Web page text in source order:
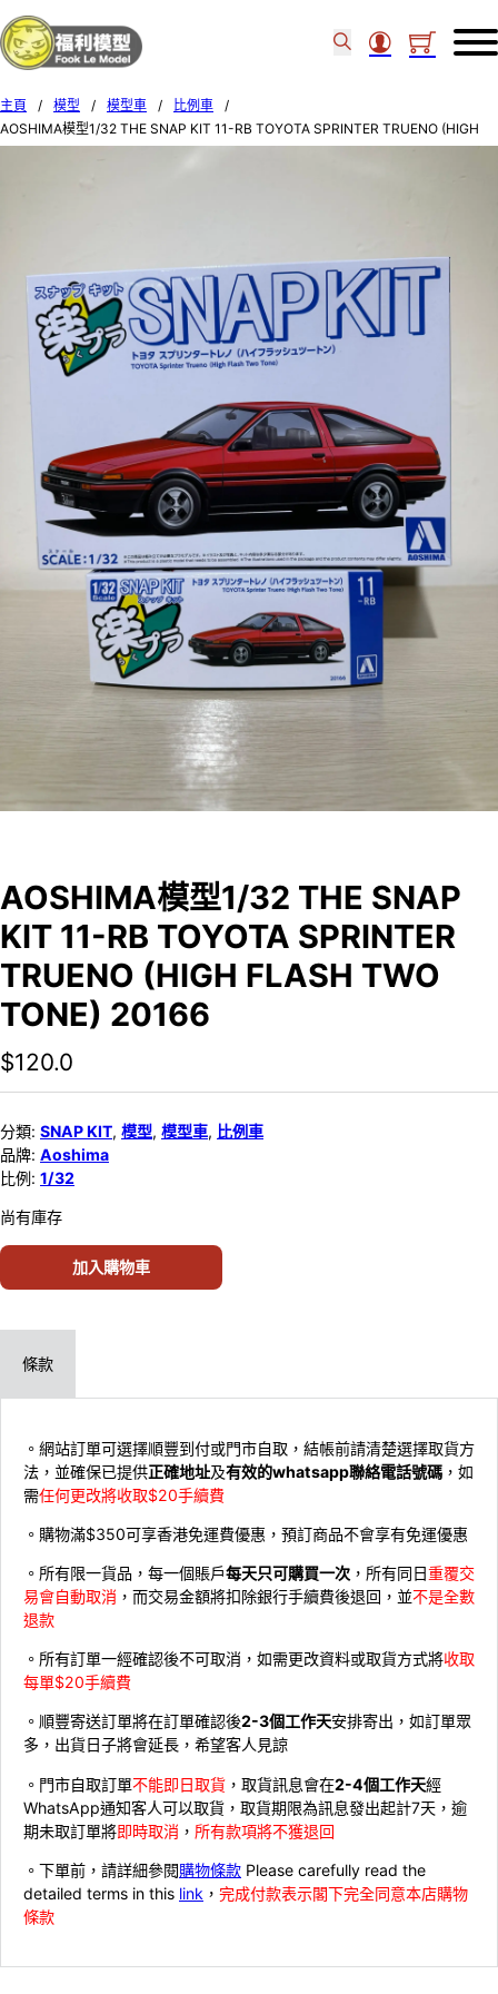
主頁 / 模型 / 模型車 / 比例車
/
AOSHIMA模型1/32 THE SNAP KIT 11-RB TOYOTA SPRINTER TRUENO (HIGH
AOSHIMA模型1/32 THE SNAP
KIT 11-RB TOYOTA SPRINTER
TRUENO (HIGH FLASH TWO
TONE) 20166
$120.0
分類: SNAP KIT, 模型, 模型車, 比例車
品牌: Aoshima
比例: 1/32
尚有庫存
加入購物車
條款
。網站訂單可選擇順豐到付或門市自取，結帳前請清楚選擇取貨方
法，並確保已提供正確地址及有效的whatsapp聯絡電話號碼 ，如
需任何更改將收取$20手續費
。購物滿$350可享香港免運費優惠，預訂商品不會享有免運優惠
。所有限一貨品，每一個賬戶每天只可購買一次 ，所有同日重覆交
易會自動取消 ，而交易金額將扣除銀行手續費後退回，並不是全數
退款
。所有訂單一經確認後不可取消，如需更改資料或取貨方式將收取
每單$20手續費
。順豐寄送訂單將在訂單確認後2-3個工作天安排寄出，如訂單眾
多，出貨日子將會延長，希望客人見諒
。門市自取訂單不能即日取貨 ，取貨訊息會在2-4個工作天經
WhatsApp通知客人可以取貨，取貨期限為訊息發出起計7天，逾
期未取訂單將即時取消 ， 所有款項將不獲退回
。下單前，請詳細參閱購物條款 Please carefully read the
detailed terms in this link ， 完成付款表示閣下完全同意本店購物
條款